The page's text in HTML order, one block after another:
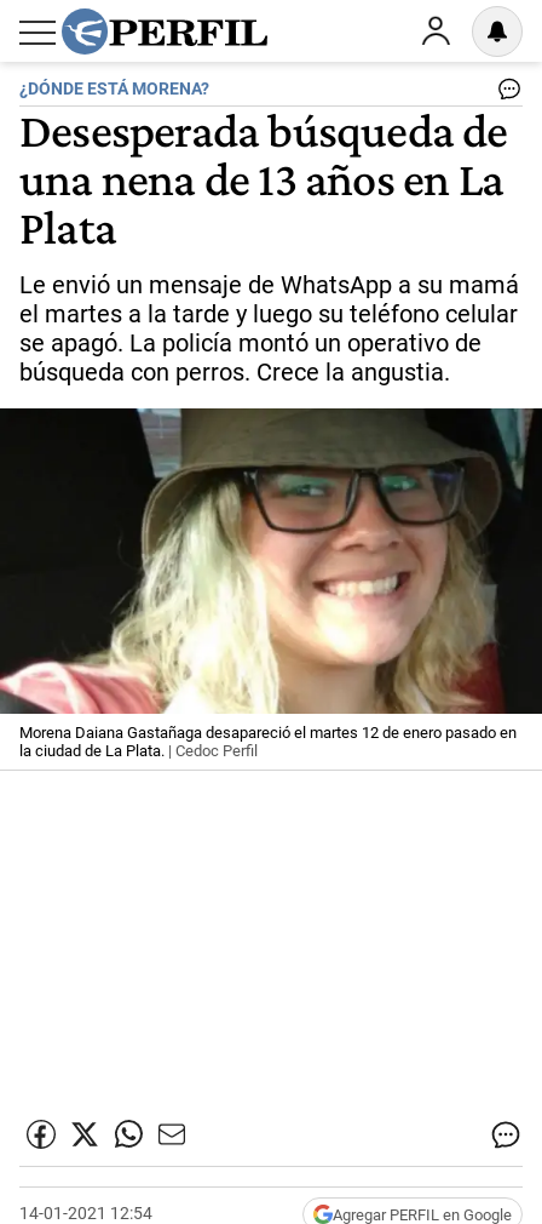
¿DÓNDE ESTÁ MORENA?
Desesperada búsqueda de
una nena de 13 años en La
Plata
Le envió un mensaje de WhatsApp a su mamá
el martes a la tarde y luego su teléfono celular
se apagó. La policía montó un operativo de
búsqueda con perros. Crece la angustia.
Morena Daiana Gastañaga desapareció el martes 12 de enero pasado en
la ciudad de La Plata. | Cedoc Perfil
14-01-2021 12:54 Agregar PERFIL en Google